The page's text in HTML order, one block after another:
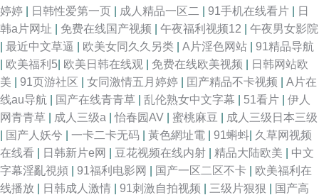
婷婷
日韩性爱第一页 成人精品一区二 91手机在线看片
日
韩a片网址
免费在线国产视频 午夜福利视频12
午夜男女影院
最近中文草逼 欧美女同久久另类 A片淫色网站
91精品导航
欧美福利5 欧美日韩在线观 免费在线欧美视频
日韩网站欧
美
91页游社区 女同激情五月婷婷 囯产精品不卡视频
A片在
线au导航
国产在线青青草 乱伦熟女中文字幕 51看片
伊人
网青青草
成人三级a |怡春园AV 蜜桃麻豆
成人三级日本三级
国产人妖兮 一卡二卡无码 黃色網址電 91蝌蚪 久草网视频
在线看
日韩新片e网 豆花视频在线内射 精品大陆欧美
中文
字幕淫亂視頻
91福利电影网 国产一区二区不卡
欧美福利在
线播放
日韩成人激情 91刺激自拍视频 三级片狠狠
国产高